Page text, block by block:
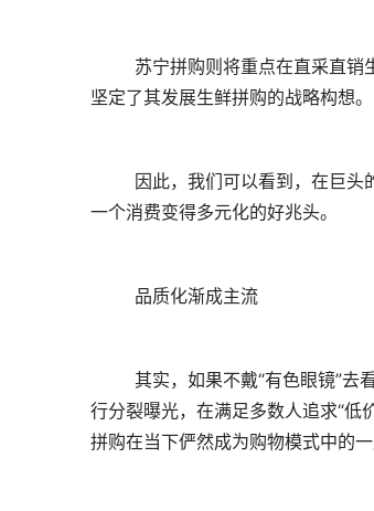
坚定了其发展生鲜拼购的战略构想。
一个消费变得多元化的好兆头。
	品质化渐成主流
行分裂曝光，在满足多数人追求“低
拼购在当下俨然成为购物模式中的一